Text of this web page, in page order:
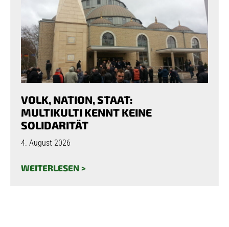
VOLK, NATION, STAAT:
MULTIKULTI KENNT KEINE
SOLIDARITÄT
4. August 2026
WEITERLESEN >